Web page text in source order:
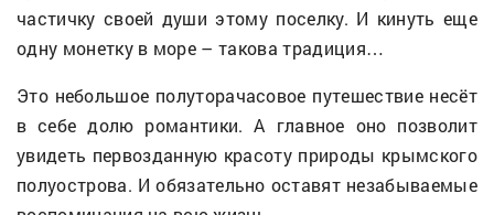
частичку своей души этому поселку. И кинуть еще
одну монетку в море – такова традиция…
Это небольшое полуторачасовое путешествие несёт
в себе долю романтики. А главное оно позволит
увидеть первозданную красоту природы крымского
полуострова. И обязательно оставят незабываемые